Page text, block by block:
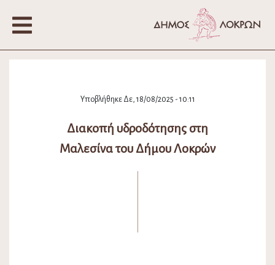
Υποβλήθηκε Δε, 18/08/2025 - 10:11
Διακοπή υδροδότησης στη
Μαλεσίνα του Δήμου Λοκρών